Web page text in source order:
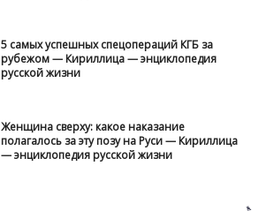
5 самых успешных спецопераций КГБ за
рубежом — Кириллица — энциклопедия
русской жизни
Женщина сверху: какое наказание
полагалось за эту позу на Руси — Кириллица
— энциклопедия русской жизни